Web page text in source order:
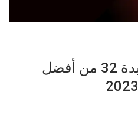
مسلسلات كورية جديدة 32 من أفضل